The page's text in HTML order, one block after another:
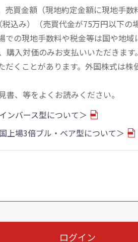
買金額（現地約定金額に現地手
込み）（売買代金が75万円以下の
の現地手数料や税金等は国や地域
入対価のみお支払いいただきま
くことがあります。外国株式は株
、等をよくお読みください。
ンバース型について＞
上場3倍ブル・ベア型について＞
ログイン